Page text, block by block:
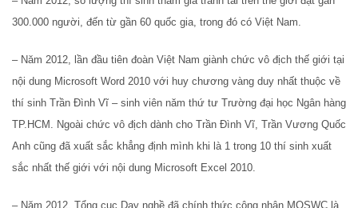
300.000 người, đến từ gần 60 quốc gia, trong đó có Việt Nam.
– Năm 2012, lần đầu tiên đoàn Việt Nam giành chức vô địch thế giới tại
nội dung Microsoft Word 2010 với huy chương vàng duy nhất thuộc về
thí sinh Trần Đình Vĩ – sinh viên năm thứ tư Trường đại học Ngân hàng
TP.HCM. Ngoài chức vô địch dành cho Trần Đình Vĩ, Trần Vương Quốc
Anh cũng đã xuất sắc khẳng định mình khi là 1 trong 10 thí sinh xuất
sắc nhất thế giới với nội dung Microsoft Excel 2010.
– Năm 2012, Tổng cục Dạy nghề đã chính thức công nhận MOSWC là